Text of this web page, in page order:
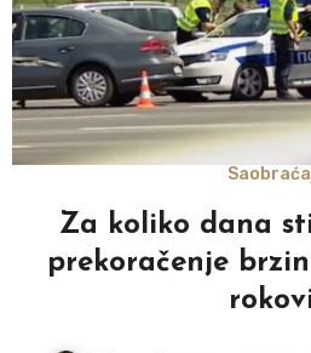
Za koliko dana
prekoračenje